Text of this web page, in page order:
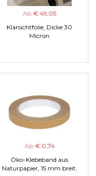
Ab € 49,05
Klarsichtfolie, Dicke 30
Micron
Ab € 0,74
Öko-Klebeband aus
Naturpapier, 15 mm breit.